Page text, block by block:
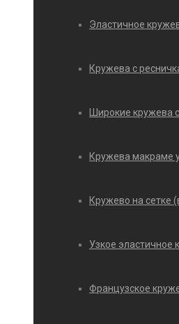
Эластичное
Кружева с
Широкие кружева
Кружева макраме
Кружево на сетке
Узкое эластичное
Французское